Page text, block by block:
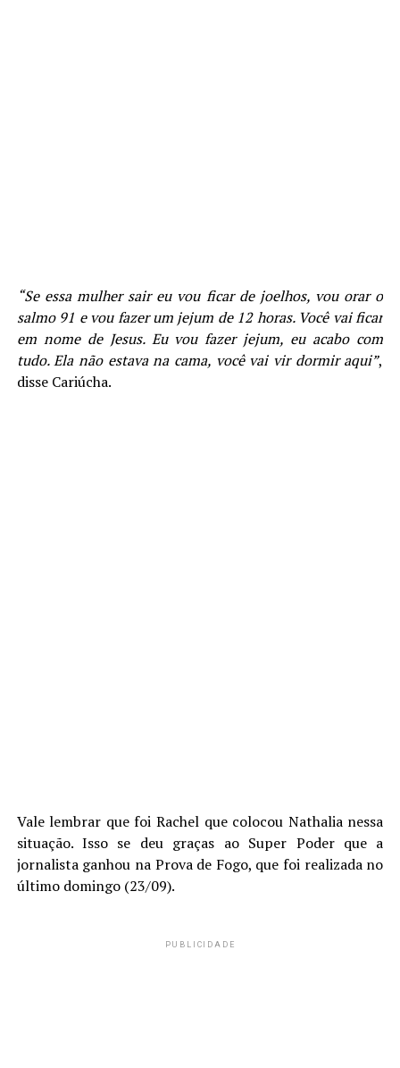
“Se essa mulher sair eu vou ficar de joelhos, vou orar o
salmo 91 e vou fazer um jejum de 12 horas. Você vai ficar
em nome de Jesus. Eu vou fazer jejum, eu acabo com
tudo. Ela não estava na cama, você vai vir dormir aqui”,
disse Cariúcha.
Vale lembrar que foi Rachel que colocou Nathalia nessa
situação. Isso se deu graças ao Super Poder que a
jornalista ganhou na Prova de Fogo, que foi realizada no
último domingo (23/09).
PUBLICIDADE